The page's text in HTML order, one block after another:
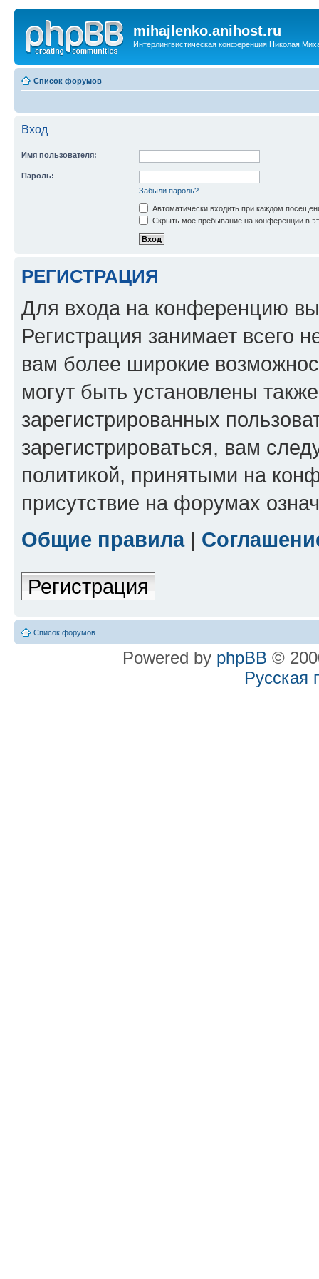
mihajlenko.anihost.ru
Интерлингвистическая конференция Николая
Список форумов
Вход
Имя пользователя:
Пароль:
Забыли пароль?
Автоматически входить при каждом
Скрыть моё пребывание на конференции в
РЕГИСТРАЦИЯ
Для входа на конференцию
Регистрация занимает всего
вам более широкие
могут быть установлены
зарегистрированных
зарегистрироваться, вам
политикой, принятыми на
присутствие на форумах
Общие правила|
Регистрация
Список форумов
Powered by phpBB ©
Русская